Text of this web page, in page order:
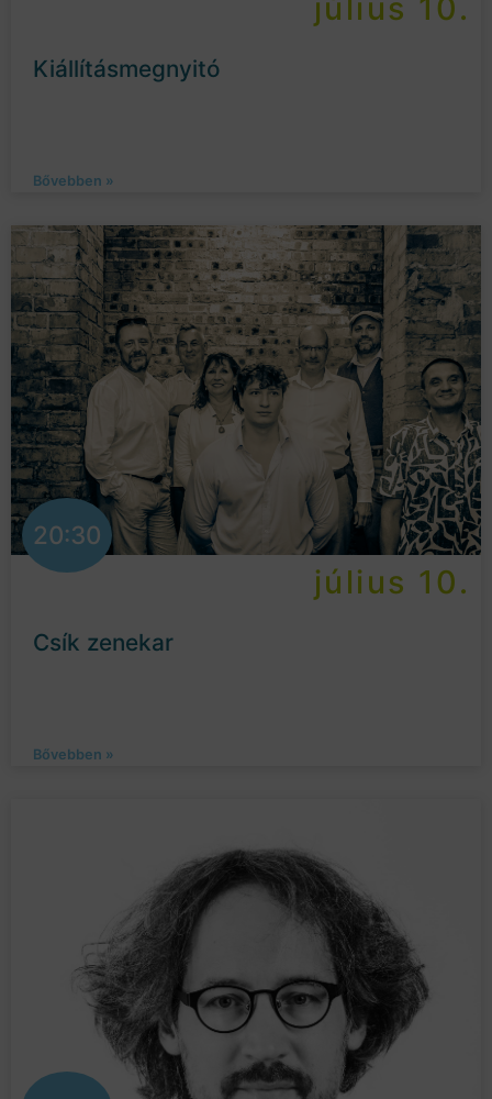
július 10.
Kiállításmegnyitó
Bővebben »
20:30
július 10.
Csík zenekar
Bővebben »